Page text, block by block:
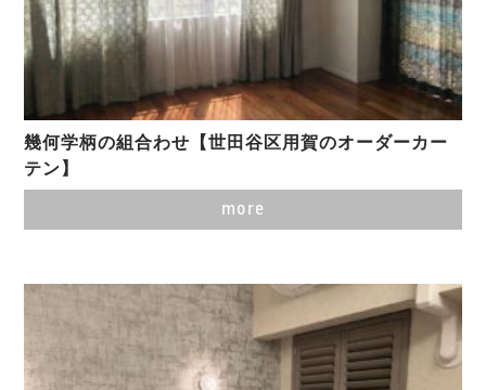
幾何学柄の組合わせ【世田谷区用賀のオーダーカー
テン】
more